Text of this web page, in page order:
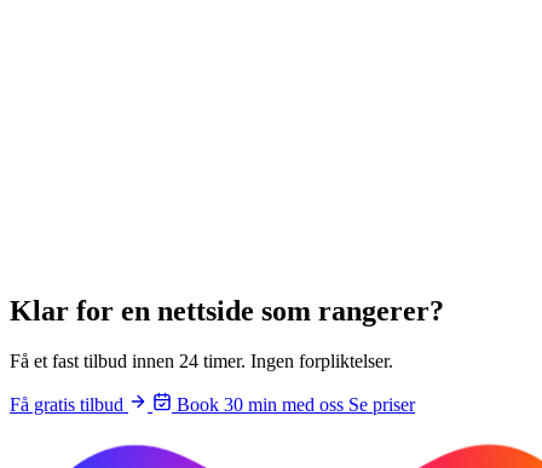
Klar for en nettside som rangerer?
Få et fast tilbud innen 24 timer. Ingen forpliktelser.
Få gratis tilbud Book 30 min med oss Se priser